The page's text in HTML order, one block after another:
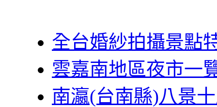
全台婚紗拍攝景點
雲嘉南地區夜市一
南瀛(台南縣)八景